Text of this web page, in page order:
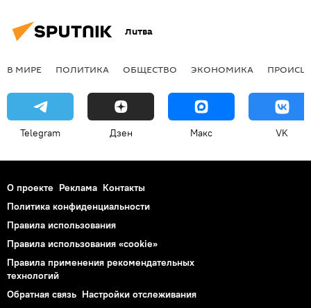
Литва
В МИРЕ ПОЛИТИКА ОБЩЕСТВО ЭКОНОМИКА
Telegram Дзен Макс VK
О проекте Реклама Контакты
Политика конфиденциальности
Правила использования
Правила использования «cookie»
Правила применения рекомендательных
технологий
Обратная связь Настройки отслеживания